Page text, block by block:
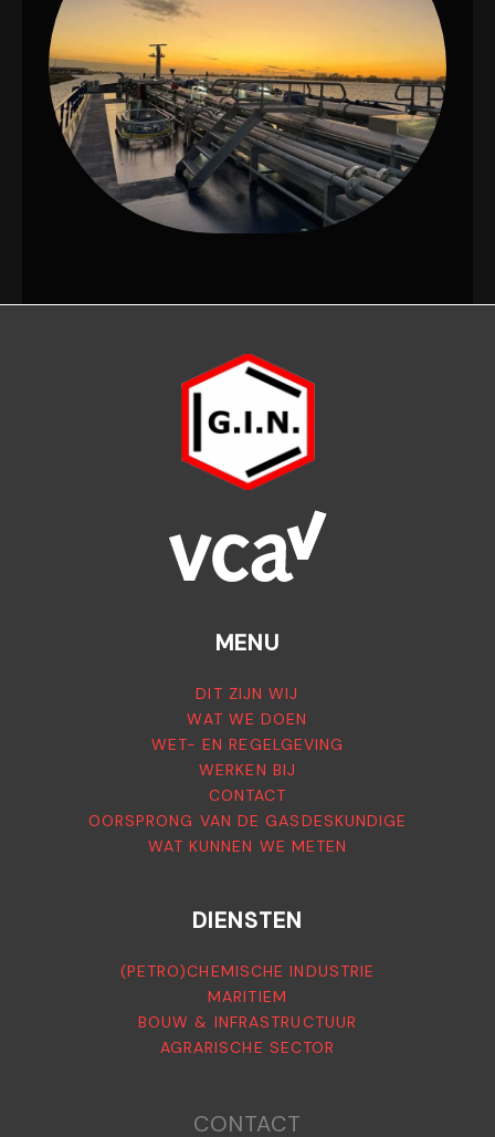
MENU
DIT ZIJN WIJ
WAT WE DOEN
WET- EN REGELGEVING
WERKEN BIJ
CONTACT
OORSPRONG VAN DE GASDESKUNDIGE
WAT KUNNEN WE METEN
DIENSTEN
(PETRO)CHEMISCHE INDUSTRIE
MARITIEM
BOUW & INFRASTRUCTUUR
AGRARISCHE SECTOR
CONTACT